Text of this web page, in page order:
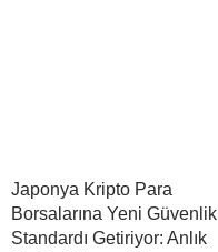
Japonya Kripto Para
Borsalarına Yeni Güvenlik
Standardı Getiriyor: Anlık